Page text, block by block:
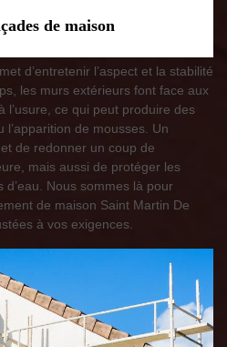
de maison
d’entretenir l’aspect et la stabilité
les murs extérieurs font face aux
l’usure, ce qui peut produire des
de mousses. Un
de redonner un coup de
mais aussi de protéger les
Nous sommes là pour
de maison Saint Martin De
à vos exigences.